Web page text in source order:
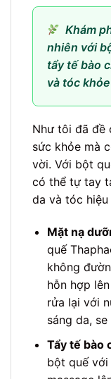
Khám
nhiên với
tẩy tế bào
và tóc
Như tôi đã đề
sức khỏe mà
vời. Với bột
có thể tự tay
da và tóc
Mặt nạ
quế
không
hỗn hợp
rửa lại với
sáng da,
Tẩy tế bào
bột quế với